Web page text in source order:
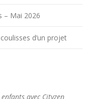
– Mai 2026
d’un projet
avec Cityzen